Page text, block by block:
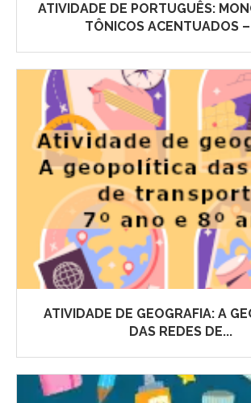
ATIVIDADE DE PORTUGUÊS:
TÔNICOS ACENTUADOS
ATIVIDADE DE GEOGRAFIA: A
DAS REDES DE...